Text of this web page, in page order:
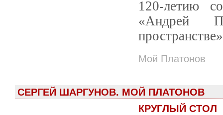
120-летию
«Андрей
Мой Платонов
СЕРГЕЙ ШАРГУНОВ. МОЙ ПЛАТОНОВ
КРУГЛЫЙ СТОЛ